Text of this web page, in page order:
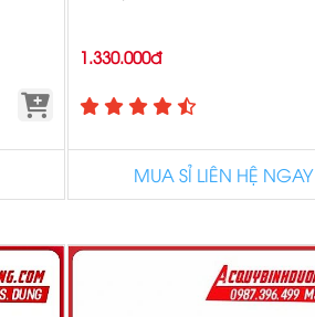
1.330.000đ
MUA SỈ LIÊN HỆ NGAY